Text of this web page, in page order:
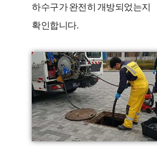
하수구가 완전히 개방되었는지
확인합니다.